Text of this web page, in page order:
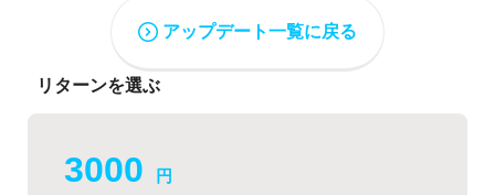
アップデート一覧に戻る
リターンを選ぶ
3000 円